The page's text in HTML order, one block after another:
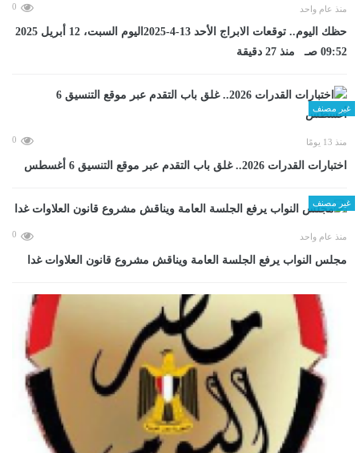
منذ عام واحد 0
حظك اليوم.. توقعات الابراج الأحد 13-4-2025اليوم السبت، 12 أبريل 2025
09:52 صـ منذ 27 دقيقة
غير مصنف
منذ 13 يومًا 0
اختبارات القدرات 2026.. غلق باب التقدم عبر موقع التنسيق 6 أغسطس
غير مصنف
منذ عام واحد 0
مجلس النواب يرفع الجلسة العامة ويناقش مشروع قانون العلاوات غدا